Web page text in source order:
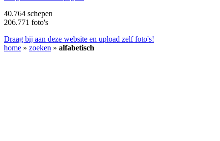
40.764 schepen
206.771 foto's
Draag bij aan deze website en upload zelf foto's!
home » zoeken » alfabetisch